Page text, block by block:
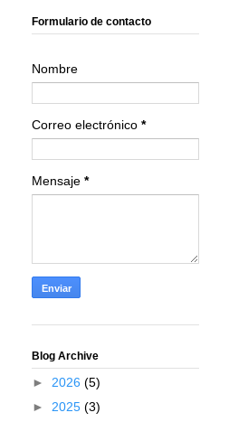
Formulario de contacto
Nombre
Correo electrónico *
Mensaje *
Blog Archive
► 2026 (5)
► 2025 (3)